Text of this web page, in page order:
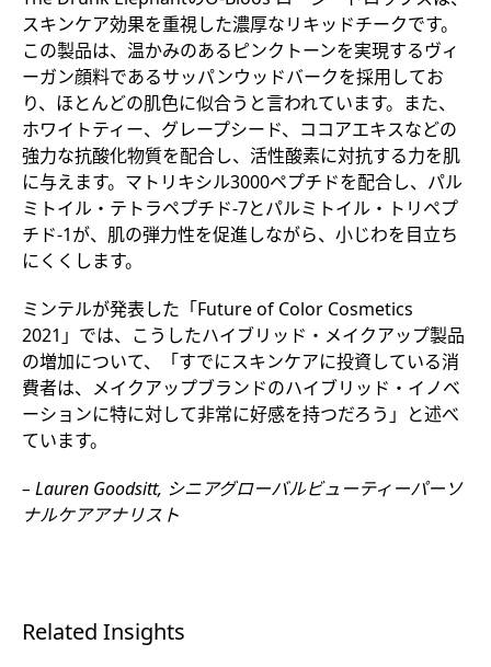
スキンケア効果を重視した濃厚なリキッドチークです。
この製品は、温かみのあるピンクトーンを実現するヴィ
ーガン顔料であるサッパンウッドバークを採用してお
り、ほとんどの肌色に似合うと言われています。また、
ホワイトティー、グレープシード、ココアエキスなどの
強力な抗酸化物質を配合し、活性酸素に対抗する力を肌
に与えます。マトリキシル3000ペプチドを配合し、パル
ミトイル・テトラペプチド-7とパルミトイル・トリペプ
チド-1が、肌の弾力性を促進しながら、小じわを目立ち
にくくします。
ミンテルが発表した「Future of Color Cosmetics
2021」では、こうしたハイブリッド・メイクアップ製品
の増加について、「すでにスキンケアに投資している消
費者は、メイクアップブランドのハイブリッド・イノベ
ーションに特に対して非常に好感を持つだろう」と述べ
ています。
– Lauren Goodsitt, シニアグローバルビューティーパーソ
ナルケアアナリスト
Related Insights